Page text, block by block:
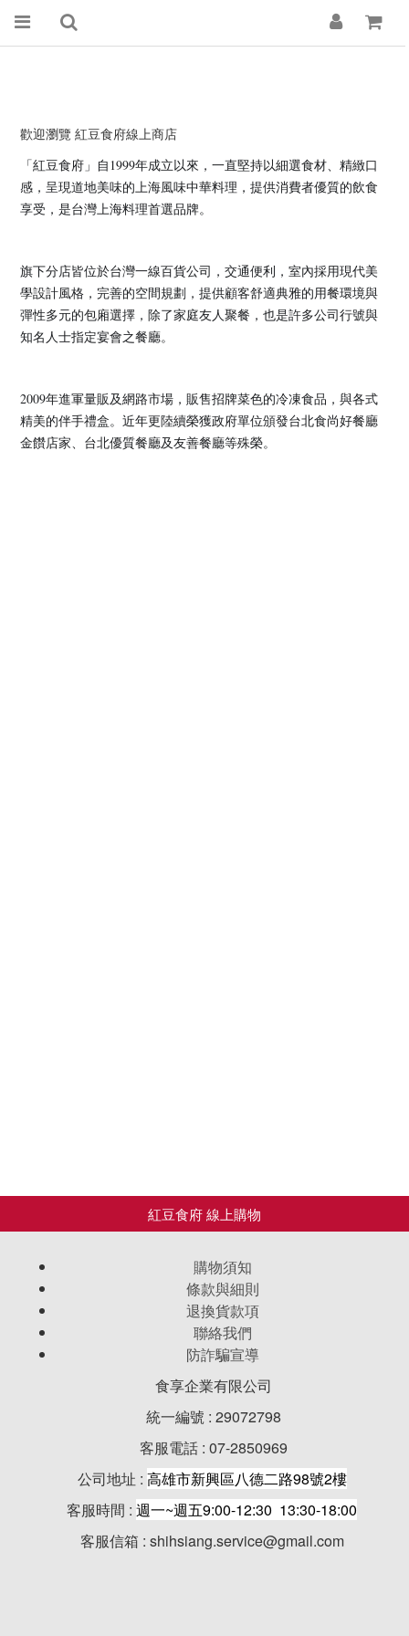
歡迎瀏覽 紅豆食府線上商店
「紅豆食府」自1999年成立以來，一直堅持以細選食材、精緻口
感，呈現道地美味的上海風味中華料理， 提供消費者優質的飲食
享受，是台灣上海料理首選品牌。
旗下分店皆位於台灣一線百貨公司，交通便利，室內採用現代美
學設計風格，完善的空間規劃，提供顧客舒適典雅的用餐環境與
彈性多元的包廂選擇，除了家庭友人聚餐，也是許多公司行號與
知名人士指定宴會之餐廳。
2009年進軍量販及網路市場，販售招牌菜色的冷凍食品，與各式
精美的伴手禮盒。近年更陸續榮獲政府單位頒發台北食尚好餐廳
金饡店家、台北優質餐廳及友善餐廳等殊榮。
購物須知
條款與細則
退換貨款項
聯絡我們
防詐騙宣導
食享企業有限公司
統一編號 : 29072798
客服電話 : 07-2850969
公司地址 : 高雄市新興區八德二路98號2樓
客服時間 : 週一~週五9:00-12:30 13:30-18:00
客服信箱 : shihsiang.service@gmail.com